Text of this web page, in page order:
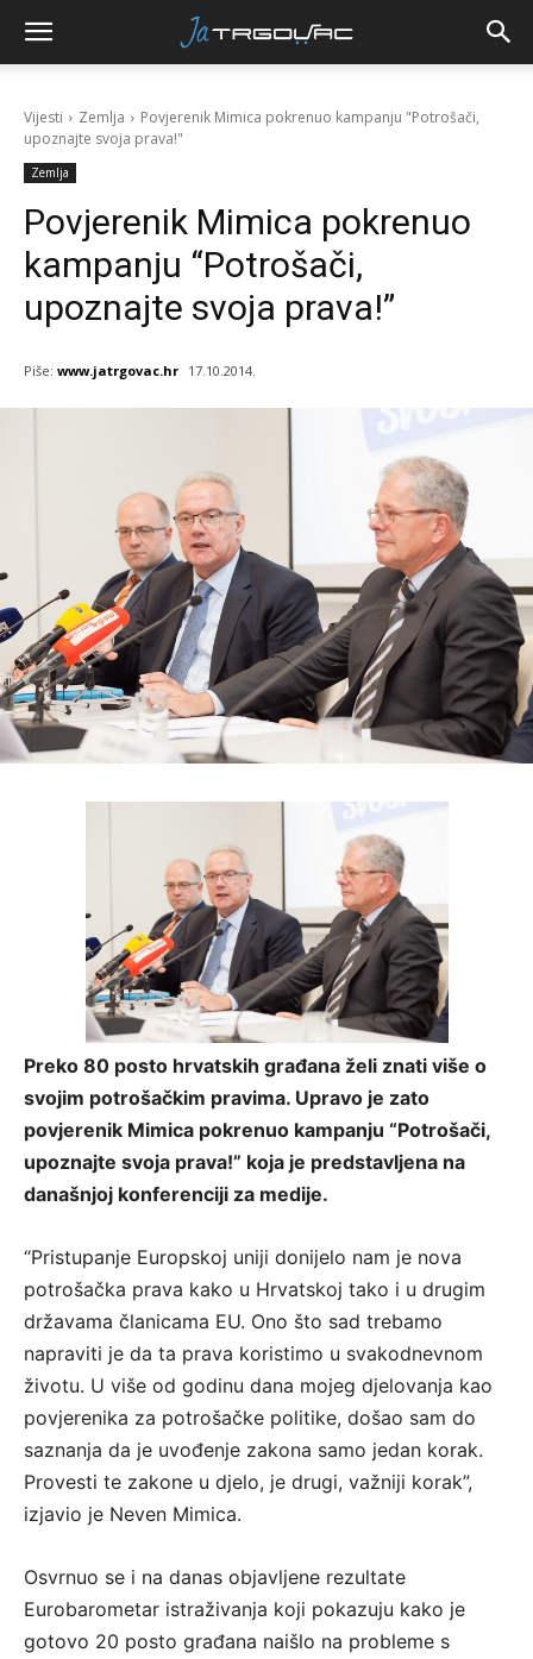
Vijesti Zemlja
Povjerenik Mimica pokrenuo kampanju "Potrošači,
upoznajte svoja prava!"
Zemlja
Povjerenik Mimica pokrenuo
kampanju “Potrošači,
upoznajte svoja prava!”
Piše: www.jatrgovac.hr 17.10.2014.
Preko 80 posto hrvatskih građana želi znati više o
svojim potrošačkim pravima. Upravo je zato
povjerenik Mimica pokrenuo kampanju “Potrošači,
upoznajte svoja prava!” koja je predstavljena na
današnjoj konferenciji za medije.
“Pristupanje Europskoj uniji donijelo nam je nova
potrošačka prava kako u Hrvatskoj tako i u drugim
državama članicama EU. Ono što sad trebamo
napraviti je da ta prava koristimo u svakodnevnom
životu. U više od godinu dana mojeg djelovanja kao
povjerenika za potrošačke politike, došao sam do
saznanja da je uvođenje zakona samo jedan korak.
Provesti te zakone u djelo, je drugi, važniji korak”,
izjavio je Neven Mimica.
Osvrnuo se i na danas objavljene rezultate
Eurobarometar istraživanja koji pokazuju kako je
gotovo 20 posto građana naišlo na probleme s